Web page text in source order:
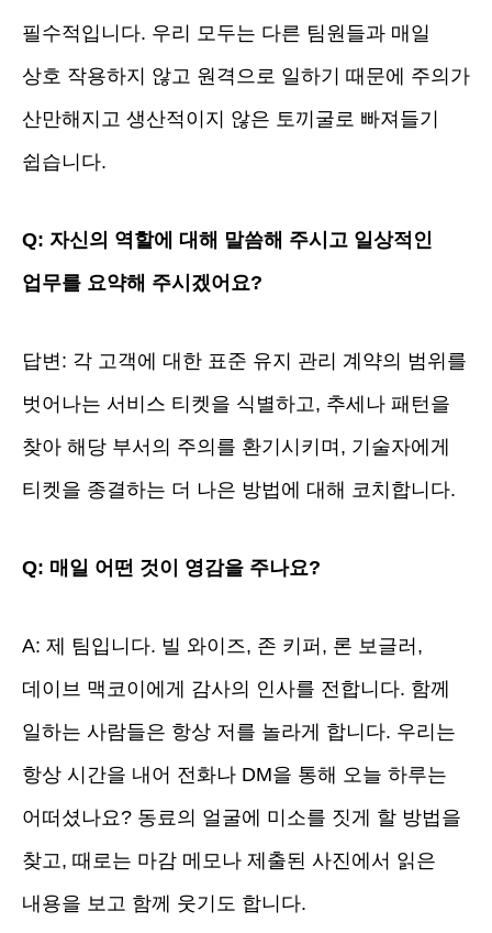
필수적입니다. 우리 모두는 다른 팀원들과 매일
상호 작용하지 않고 원격으로 일하기 때문에 주의가
산만해지고 생산적이지 않은 토끼굴로 빠져들기
쉽습니다.
Q: 자신의 역할에 대해 말씀해 주시고 일상적인
업무를 요약해 주시겠어요?
답변: 각 고객에 대한 표준 유지 관리 계약의 범위를
벗어나는 서비스 티켓을 식별하고, 추세나 패턴을
찾아 해당 부서의 주의를 환기시키며, 기술자에게
티켓을 종결하는 더 나은 방법에 대해 코치합니다.
Q: 매일 어떤 것이 영감을 주나요?
A: 제 팀입니다. 빌 와이즈, 존 키퍼, 론 보글러,
데이브 맥코이에게 감사의 인사를 전합니다. 함께
일하는 사람들은 항상 저를 놀라게 합니다. 우리는
항상 시간을 내어 전화나 DM을 통해 오늘 하루는
어떠셨나요? 동료의 얼굴에 미소를 짓게 할 방법을
찾고, 때로는 마감 메모나 제출된 사진에서 읽은
내용을 보고 함께 웃기도 합니다.